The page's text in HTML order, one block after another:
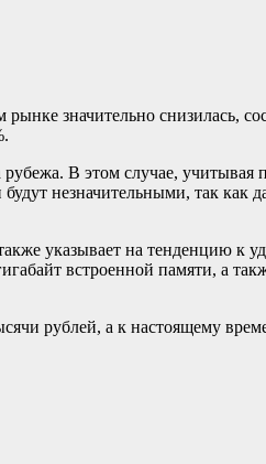
В этом случае, учитывая
незначительными, так как
указывает на тенденцию к
встроенной памяти, а
рублей, а к настоящему